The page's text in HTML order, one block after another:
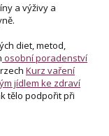
a výživy a
diet, metod,
osobní poradenství
Kurz vaření
jídlem ke zdraví
tělo podpořit při